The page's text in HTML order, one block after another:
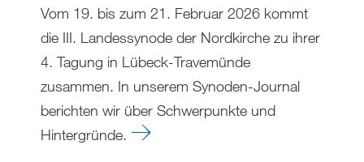
Vom 19. bis zum 21. Februar 2026 kommt
die III. Landessynode der Nordkirche zu ihrer
4. Tagung in Lübeck-Travemünde
zusammen. In unserem Synoden-Journal
berichten wir über Schwerpunkte und
Hintergründe.